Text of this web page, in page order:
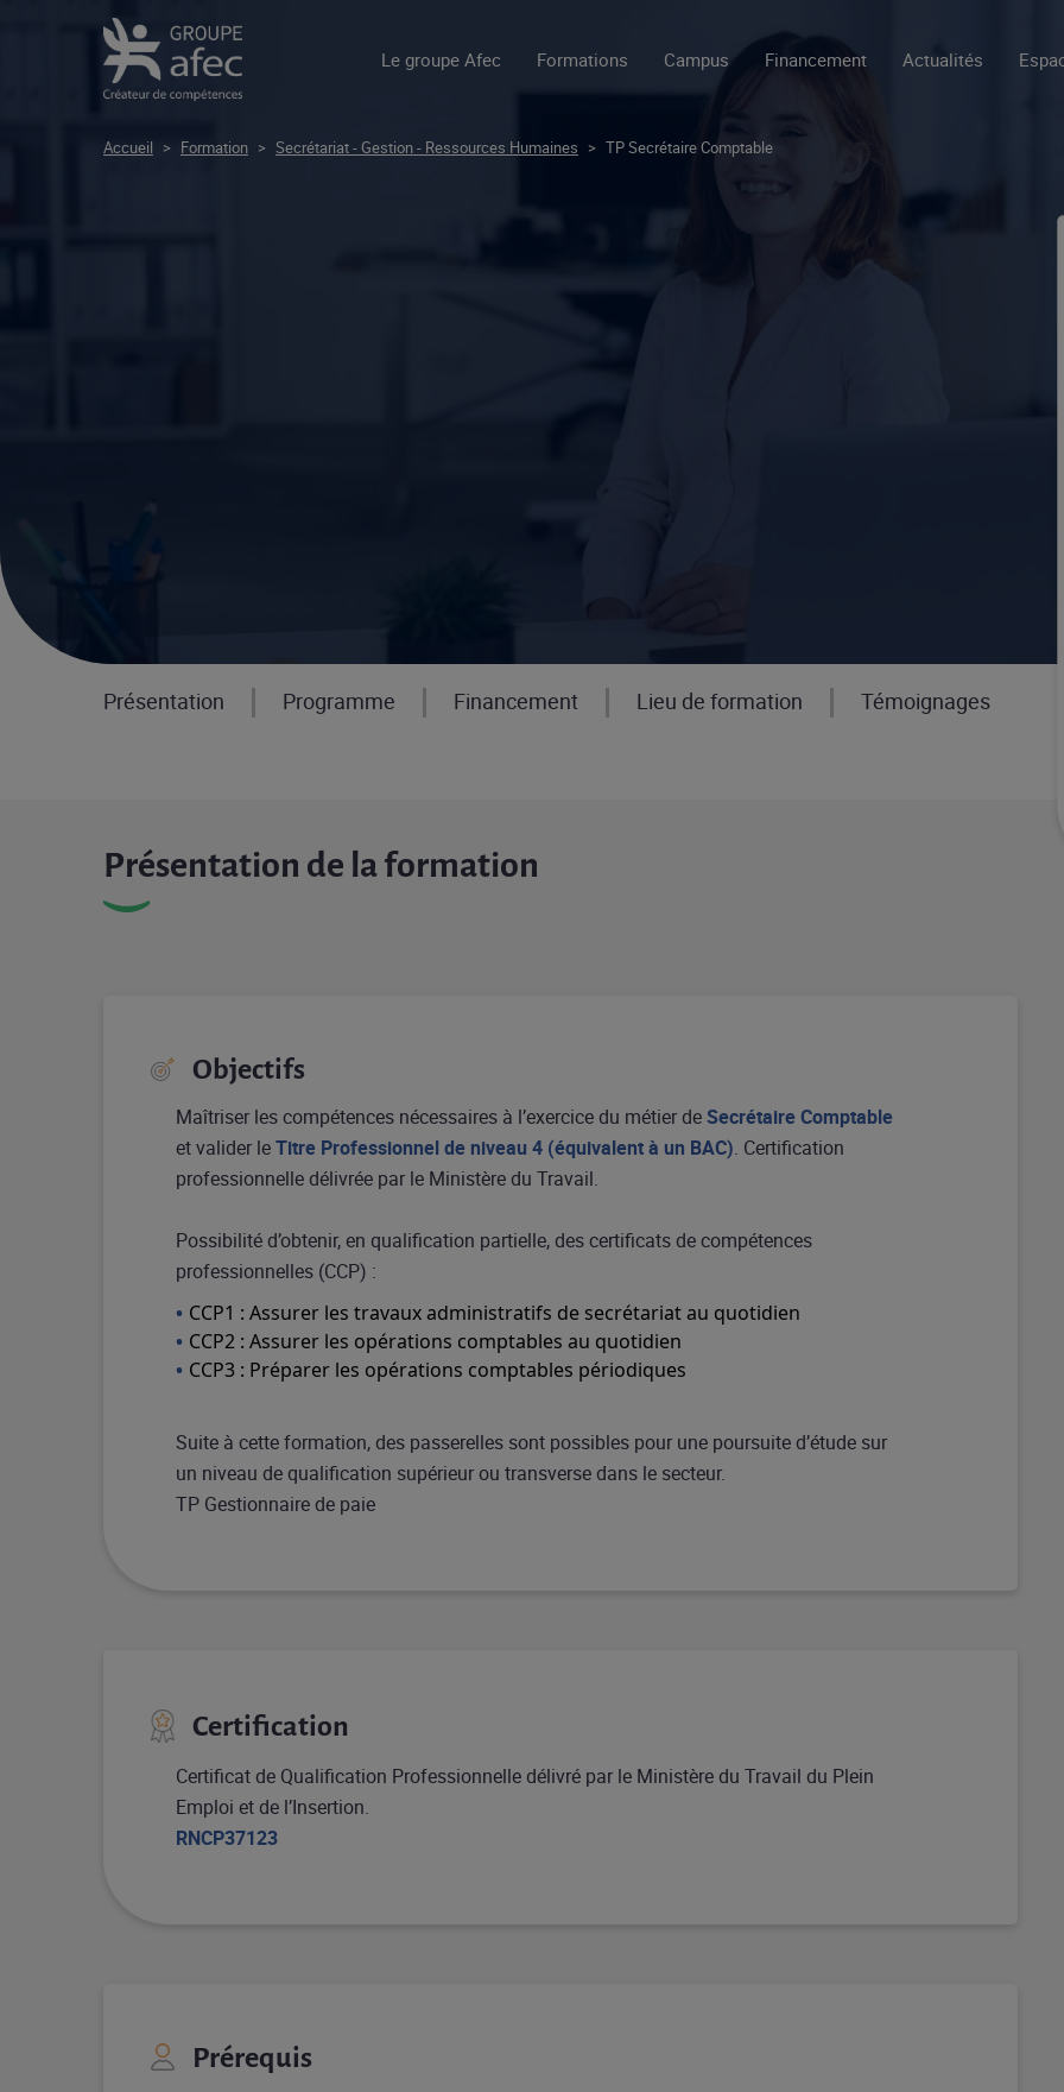
Le groupe Afec Formations Campus Financement Actualités
Accueil > Formation > Secrétariat - Gestion - Ressources Humaines > TP Secrétaire Comptable
Présentation Programme Financement Lieu de formation Témoignages
Présentation de la formation
Objectifs
Maîtriser les compétences nécessaires à l’exercice du métier deSecrétaire Comptable
et valider leTitre Professionnel de niveau 4 (équivalent à un BAC). Certification
professionnelle délivrée par le Ministère du Travail.
Possibilité d’obtenir, en qualification partielle, des certificats de compétences
professionnelles (CCP) :
CCP1 : Assurer les travaux administratifs de secrétariat au quotidien
CCP2 : Assurer les opérations comptables au quotidien
CCP3 : Préparer les opérations comptables périodiques
Suite à cette formation, des passerelles sont possibles pour une poursuite d’étude sur
un niveau de qualification supérieur ou transverse dans le secteur.
TP Gestionnaire de paie
Certification
Certificat de Qualification Professionnelle délivré par le Ministère du Travail du Plein
Emploi et de l’Insertion.
RNCP37123
Prérequis